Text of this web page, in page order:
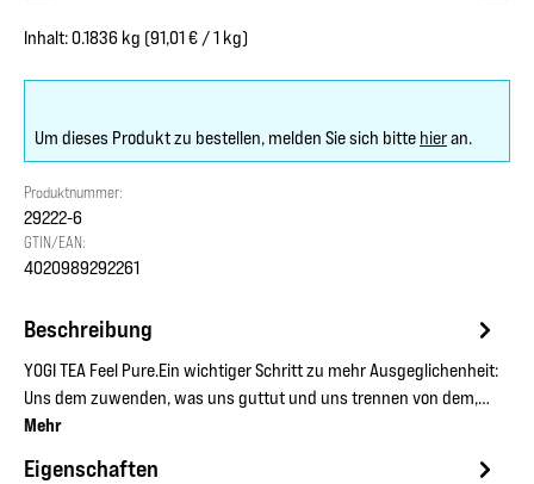
Inhalt:0.1836 kg (91,01 € / 1 kg)
Um dieses Produkt zu bestellen, melden Sie sich bitte hieran.
Produktnummer:
29222-6
GTIN/EAN:
4020989292261
Beschreibung
YOGI TEA Feel Pure.Ein wichtiger Schritt zu mehr Ausgeglichenheit:
Uns dem zuwenden, was uns guttut und uns trennen von dem,…
Mehr
Eigenschaften